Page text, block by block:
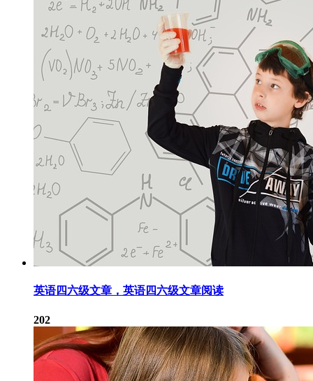
英语四六级文章，英语四六级文章阅读
202